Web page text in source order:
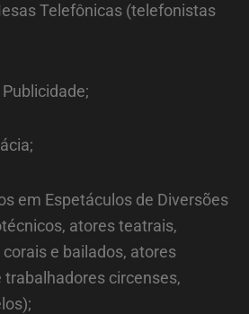
Telefônicas (telefonistas
em Espetáculos de Diversões
atores teatrais,
e bailados, atores
circenses,